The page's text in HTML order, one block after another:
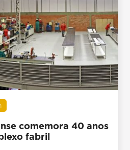
comemora 40 anos
fabril